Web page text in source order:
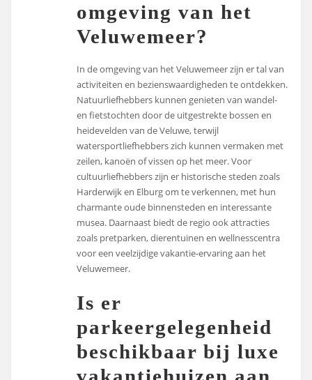
omgeving van het
Veluwemeer?
In de omgeving van het Veluwemeer zijn er tal van
activiteiten en bezienswaardigheden te ontdekken.
Natuurliefhebbers kunnen genieten van wandel-
en fietstochten door de uitgestrekte bossen en
heidevelden van de Veluwe, terwijl
watersportliefhebbers zich kunnen vermaken met
zeilen, kanoën of vissen op het meer. Voor
cultuurliefhebbers zijn er historische steden zoals
Harderwijk en Elburg om te verkennen, met hun
charmante oude binnensteden en interessante
musea. Daarnaast biedt de regio ook attracties
zoals pretparken, dierentuinen en wellnesscentra
voor een veelzijdige vakantie-ervaring aan het
Veluwemeer.
Is er
parkeergelegenheid
beschikbaar bij luxe
vakantiehuizen aan